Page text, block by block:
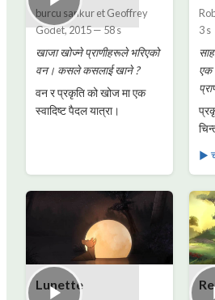
burcu sankur et Geoffrey
Godet,2015—58 s
खाजा खोज्ने प्राणीहरूले भरिएको
वन। कसले कसलाई खाने ?
वन र प्रकृति को खोज मा एक
स्वादिष्ट पैदल यात्रा।
3 s
एक
▶
Lunette